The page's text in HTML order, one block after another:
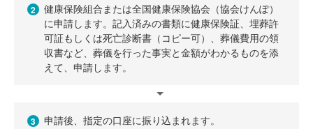
2
健康保険組合または全国健康保険協会（協会けんぽ）
に申請します。記入済みの書類に健康保険証、埋葬許
可証もしくは死亡診断書（コピー可）、葬儀費用の領
収書など、葬儀を行った事実と金額がわかるものを添
えて、申請します。
3 申請後、指定の口座に振り込まれます。